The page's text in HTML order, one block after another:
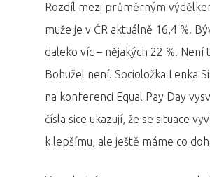
Rozdíl mezi průměrným
muže je v ČR aktuálně 16,4 %.
daleko víc – nějakých 22 %. Není
Bohužel není. Socioložka Lenka
na konferenci Equal Pay Day
čísla sice ukazují, že se situace
k lepšímu, ale ještě máme co